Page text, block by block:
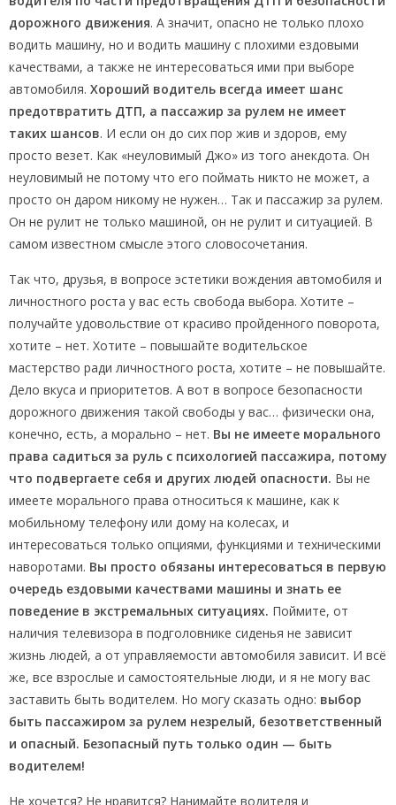
дорожного движения. А значит, опасно не только плохо
водить машину, но и водить машину с плохими ездовыми
качествами, а также не интересоваться ими при выборе
автомобиля. Хороший водитель всегда имеет шанс
предотвратить ДТП, а пассажир за рулем не имеет
таких шансов. И если он до сих пор жив и здоров, ему
просто везет. Как «неуловимый Джо» из того анекдота. Он
неуловимый не потому что его поймать никто не может, а
просто он даром никому не нужен… Так и пассажир за рулем.
Он не рулит не только машиной, он не рулит и ситуацией. В
самом известном смысле этого словосочетания.
Так что, друзья, в вопросе эстетики вождения автомобиля и
личностного роста у вас есть свобода выбора. Хотите –
получайте удовольствие от красиво пройденного поворота,
хотите – нет. Хотите – повышайте водительское
мастерство ради личностного роста, хотите – не повышайте.
Дело вкуса и приоритетов. А вот в вопросе безопасности
дорожного движения такой свободы у вас… физически она,
конечно, есть, а морально – нет. Вы не имеете морального
права садиться за руль с психологией пассажира, потому
что подвергаете себя и других людей опасности. Вы не
имеете морального права относиться к машине, как к
мобильному телефону или дому на колесах, и
интересоваться только опциями, функциями и техническими
наворотами. Вы просто обязаны интересоваться в первую
очередь ездовыми качествами машины и знать ее
поведение в экстремальных ситуациях. Поймите, от
наличия телевизора в подголовнике сиденья не зависит
жизнь людей, а от управляемости автомобиля зависит. И всё
же, все взрослые и самостоятельные люди, и я не могу вас
заставить быть водителем. Но могу сказать одно: выбор
быть пассажиром за рулем незрелый, безответственный
и опасный. Безопасный путь только один — быть
водителем!
Не хочется? Не нравится? Нанимайте водителя и